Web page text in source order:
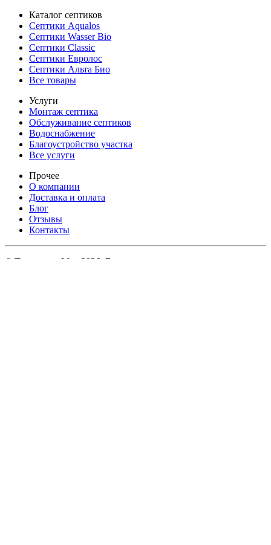
Каталог септиков
Септики Aqualos
Септики Wasser Bio
Септики Classic
Септики Евролос
Септики Альта Био
Все товары
Услуги
Монтаж септика
Обслуживание септиков
Водоснабжение
Благоустройство участка
Все услуги
Прочее
О компании
Доставка и оплата
Блог
Отзывы
Контакты
© Топсептик Мск 2026. Все права защищены.